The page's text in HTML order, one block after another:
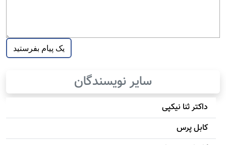
سایر نویسندگان
داکتر ثنا نیکپی
کابل پرس